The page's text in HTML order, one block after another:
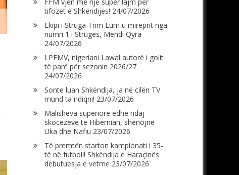
FFM vjen me një super lajm për
tifozët e Shkëndijës! 24/07/2026
Ekipi i Struga Trim Lum u mirëprit nga
numri 1 i Strugës, Mendi Qyra
24/07/2026
LPFMV, nigeriani Lawal autorë i golit
të parë për sezonin 2026/27
24/07/2026
Sonte luan Shkëndija, ja në cilën TV
mund ta ndiqni! 23/07/2026
Malisheva superiore edhe ndaj
skocezëve të Hibernian, shënojnë
Uka dhe Nafiu 23/07/2026
Të premtën starton kampionati i 35-
të në futboll! Shkëndija e Haraçinës
debutuesja e vetme 23/07/2026